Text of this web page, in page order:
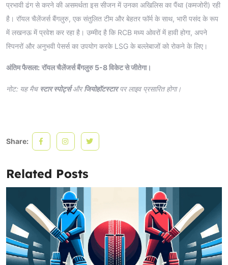
प्रभावी ढंग से करने की असमर्थता इस सीजन में उनका अखिलिस का पैंथा (कमजोरी) रही
है। रॉयल चैलेंजर्स बैंगलुरु, एक संतुलित टीम और बेहतर फॉर्म के साथ, भारी पसंद के रूप
में लखनऊ में प्रवेश कर रहा है। उम्मीद है कि RCB मध्य ओवरों में हावी होगा, अपने
स्पिनरों और अनुभवी पेसर्स का उपयोग करके LSG के बल्लेबाजों को रोकने के लिए।
अंतिम फैसला: रॉयल चैलेंजर्स बैंगलुरु 5-8 विकेट से जीतेगा।
नोट: यह मैच स्टार स्पोर्ट्सऔरजियोहॉटस्टारपर लाइव प्रसारित होगा।
Share:
Related Posts